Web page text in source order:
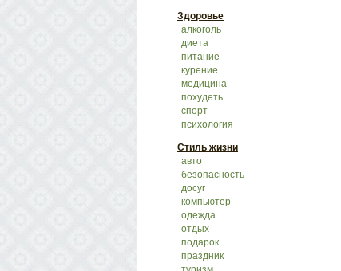
Здоровье
алкоголь
диета
питание
курение
медицина
похудеть
спорт
психология
Стиль жизни
авто
безопасность
досуг
компьютер
одежда
отдых
подарок
праздник